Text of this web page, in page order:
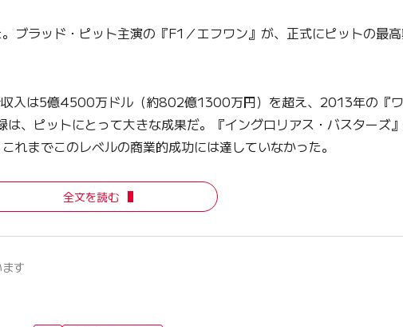
ブラッド・ピット主演の『F1／エフワン』が、正式にピットの最
入は5億4500万ドル（約802億1300万円）を超え、2013年の『
ピットにとって大きな成果だ。『イングロリアス・バスターズ』
れまでこのレベルの商業的成功には達していなかった。
全文を読む
す